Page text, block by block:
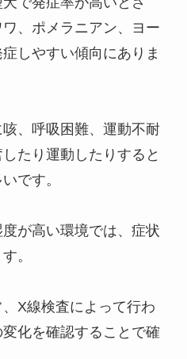
、ポメラニアン、ヨー
しやすい傾向にありま
、呼吸困難、運動不耐
たり運動したりすると
です。
が高い環境では、症状
。
X線検査によって行わ
化を確認することで確